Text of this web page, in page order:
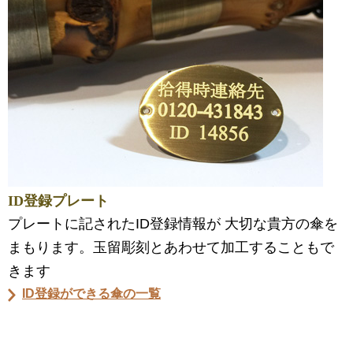
ID登録プレート
プレートに記されたID登録情報が 大切な貴方の傘を
まもります。玉留彫刻とあわせて加工することもで
きます
ID登録ができる傘の一覧